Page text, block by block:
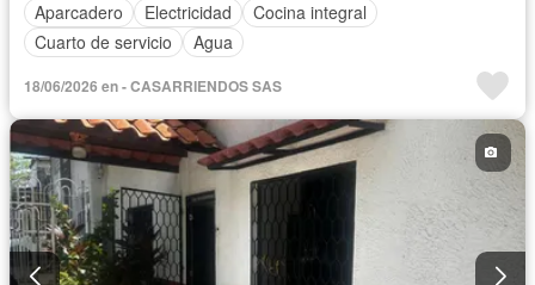
Aparcadero
Electricidad
Cocina integral
Cuarto de servicio
Agua
18/06/2026 en - CASARRIENDOS SAS